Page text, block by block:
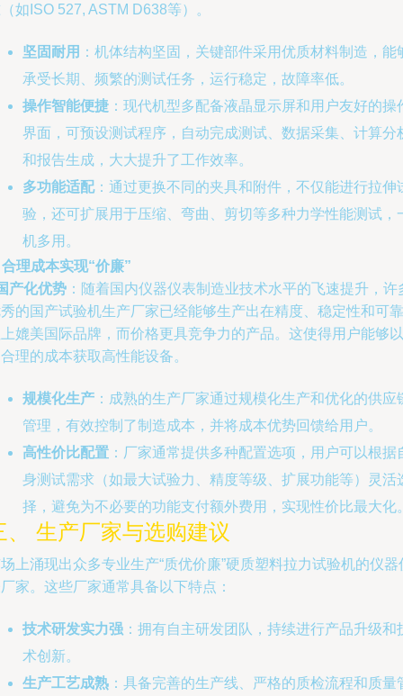
如ISO 527, ASTM D638等）。
坚固耐用 ：机体结构坚固，关键部件采用优质材料制造，能
承受长期、频繁的测试任务，运行稳定，故障率低。
操作智能便捷 ：现代机型多配备液晶显示屏和用户友好的操
界面，可预设测试程序，自动完成测试、数据采集、计算分
和报告生成，大大提升了工作效率。
多功能适配：通过更换不同的夹具和附件，不仅能进行拉伸
验，还可扩展用于压缩、弯曲、剪切等多种力学性能测试，
机多用。
理成本实现“价廉”
产化优势 ：随着国内仪器仪表制造业技术水平的飞速提升，许
的国产试验机生产厂家已经能够生产出在精度、稳定性和可靠
媲美国际品牌，而价格更具竞争力的产品。这使得用户能够以
理的成本获取高性能设备。
规模化生产 ：成熟的生产厂家通过规模化生产和优化的供应
管理，有效控制了制造成本，并将成本优势回馈给用户。
高性价比配置 ：厂家通常提供多种配置选项，用户可以根据
身测试需求（如最大试验力、精度等级、扩展功能等）灵活
择，避免为不必要的功能支付额外费用，实现性价比最大化
、 生产厂家与选购建议
上涌现出众多专业生产“质优价廉”硬质塑料拉力试验机的仪器
家。这些厂家通常具备以下特点：
技术研发实力强 ：拥有自主研发团队，持续进行产品升级和
术创新。
生产工艺成熟 ：具备完善的生产线、严格的质检流程和质量